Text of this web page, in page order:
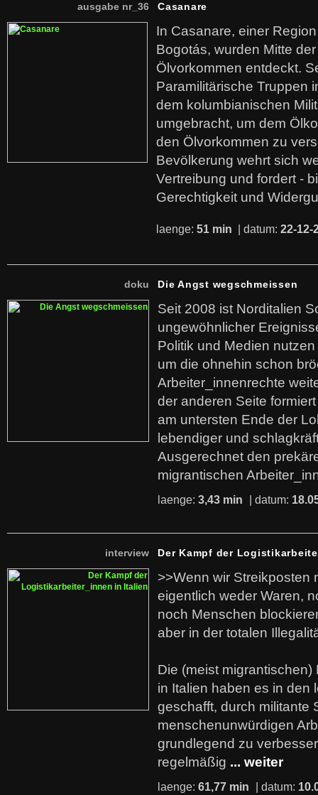
ausgabe nr_36 Casanare
In Casanare, einer
Bogotás, wurden Mitte
Ölvorkommen entdeckt.
Paramilitärische Truppen
dem kolumbianischen
umgebracht, um dem
den Ölvorkommen zu
Bevölkerung wehrt sich
Vertreibung und fordert -
Gerechtigkeit und
laenge: 51 min | datum: 22-12-
doku Die Angst wegschmeissen
Seit 2008 ist Norditalien
ungewöhnlicher
Politik und Medien
um die ohnehin schon
Arbeiter_innenrechte
der anderen Seite
am untersten Ende der
lebendiger und
Ausgerechnet den
migrantischen
laenge: 3,43 min | datum:
interview Der Kampf der
>>Wenn wir Streikposten
eigentlich weder Waren,
noch Menschen
aber in der totalen
Die (meist
in Italien haben es in den
geschafft, durch militante
menschenunwürdigen
grundlegend zu
regelmäßig ... weiter
laenge: 61,77 min | datum: